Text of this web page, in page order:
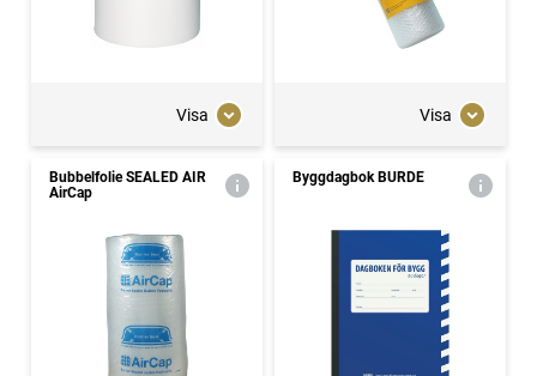
Visa Visa
Bubbelfolie SEALED AIR
AirCap
Byggdagbok BURDE